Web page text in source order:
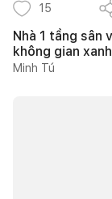
15
Nhà 1 tầng sân
không gian
Minh Tú